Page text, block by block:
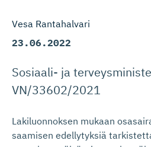
Vesa Rantahalvari
23.06.2022
Sosiaali- ja
VN/33602/2021
Lakiluonnoksen mukaan
saamisen edellytyksiä